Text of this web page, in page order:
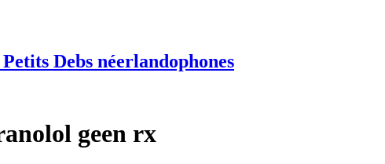
Debs néerlandophones
geen rx